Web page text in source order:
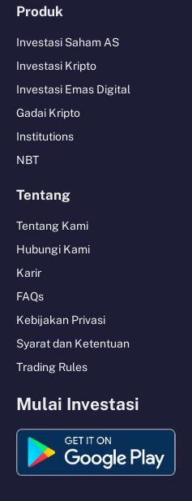
Produk
Investasi Saham AS
Investasi Kripto
Investasi Emas Digital
Gadai Kripto
Institutions
NBT
Tentang
Tentang Kami
Hubungi Kami
Karir
FAQs
Kebijakan Privasi
Syarat dan Ketentuan
Trading Rules
Mulai Investasi